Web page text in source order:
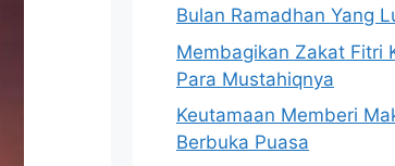
Bulan Ramadhan Yang
Membagikan Zakat Fitri
Para Mustahiqnya
Keutamaan Memberi
Berbuka Puasa